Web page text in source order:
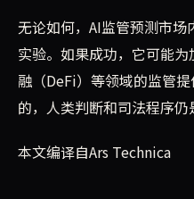
无论如何，AI监管预测市
实验。如果成功，它可能
融（DeFi）等领域的监管
的，人类判断和司法程序仍
本文编译自Ars Technica